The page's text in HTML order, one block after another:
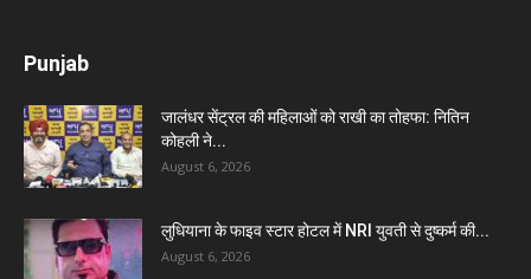
Punjab
जालंधर सेंट्रल की महिलाओं को राखी का तोहफा: नितिन
कोहली ने...
August 6, 2026
लुधियाना के फाइव स्टार होटल में NRI युवती से दुष्कर्म की...
August 6, 2026